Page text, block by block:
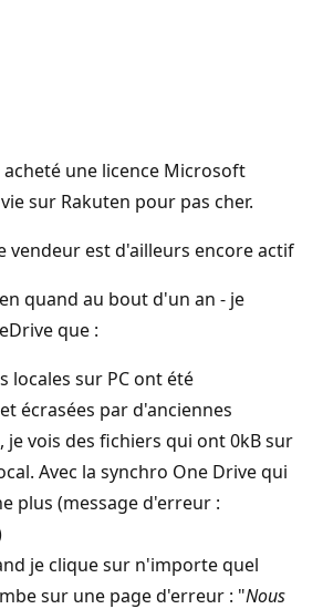
une licence Microsoft
sur Rakuten pour pas cher.
vendeur est d'ailleurs encore actif
quand au bout d'un an - je
que :
locales sur PC ont été
écrasées par d'anciennes
je vois des fichiers qui ont 0kB sur
Avec la synchro One Drive qui
plus (message d'erreur :
je clique sur n'importe quel
sur une page d'erreur : "Nous